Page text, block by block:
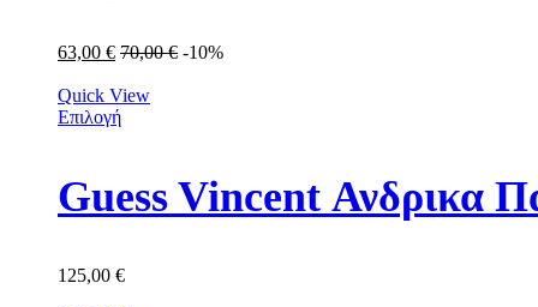
63,00 € 70,00€ -10%
Quick View
Επιλογή
Guess Vincent Ανδρικα
125,00 €